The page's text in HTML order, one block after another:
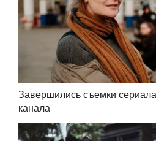
Завершились съемки
канала